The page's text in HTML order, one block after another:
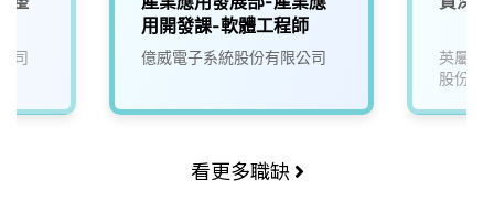
司
用開發課-軟體工程師
億威電子系統股份有限公司
英屬維
股份有
看更多職缺